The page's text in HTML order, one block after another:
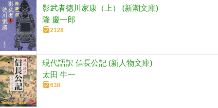
影武者徳川家康（上） (新潮文庫)
隆 慶一郎
2128
現代語訳 信長公記 (新人物文庫)
太田 牛一
638